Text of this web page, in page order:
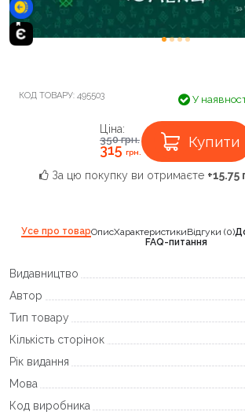
КОД ТОВАРУ: 495503 У
Ціна:
350грн.
315грн.
Купити
За цю покупку ви отримаєте +15.75
Усе про товарОписХарактеристикиВідгуки (0)
FAQ-питання
Видавництво
Автор
Тип товару
Кількість сторінок
Рік видання
Мова
Код виробника